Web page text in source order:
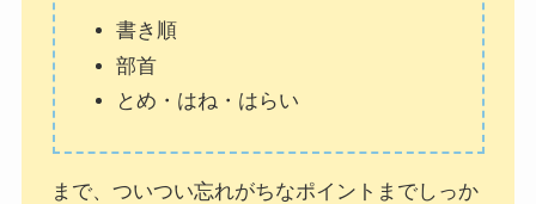
書き順
部首
とめ・はね・はらい
まで、ついつい忘れがちなポイントまでしっか